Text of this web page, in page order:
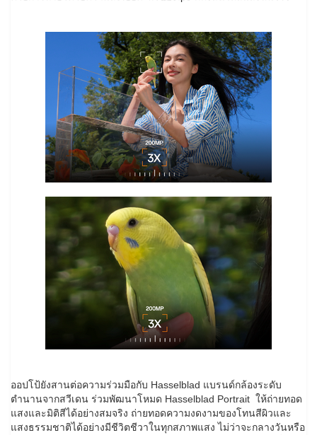
ออปโป้ยังสานต่อความร่วมมือกับ Hasselblad แบรนด์กล้องระดับ
ตำนานจากสวีเดน ร่วมพัฒนาโหมด Hasselblad Portrait ให้ถ่ายทอด
แสงและมิติสีได้อย่างสมจริง ถ่ายทอดความงดงามของโทนสีผิวและ
แสงธรรมชาติได้อย่างมีชีวิตชีวาในทุกสภาพแสง ไม่ว่าจะกลางวันหรือ